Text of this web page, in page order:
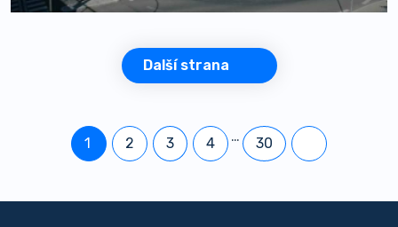
Další strana
1 2 3 4 … 30